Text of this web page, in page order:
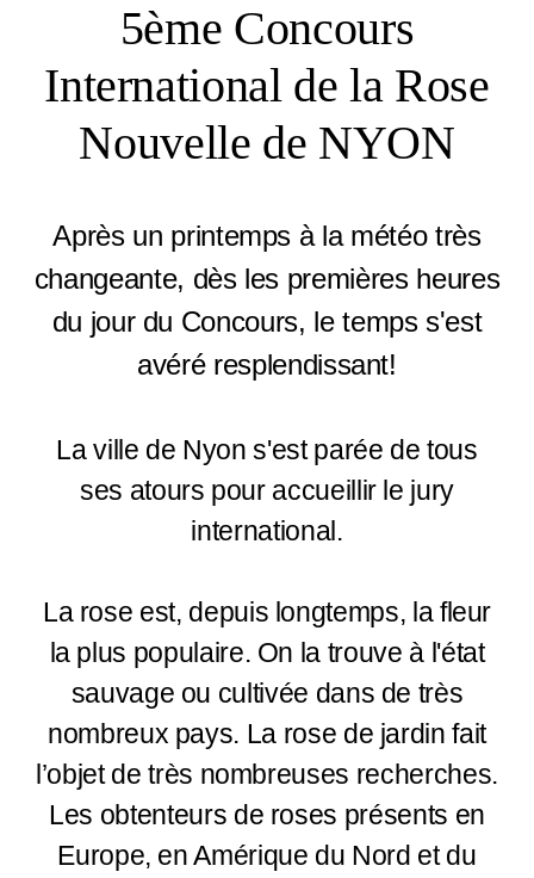
5ème Concours
International de la Rose
Nouvelle de NYON
Après un printemps à la météo très
changeante, dès les premières heures
du jour du Concours, le temps s'est
avéré resplendissant!
La ville de Nyon s'est parée de tous
ses atours pour accueillir le jury
international.
La rose est, depuis longtemps, la fleur
la plus populaire. On la trouve à l'état
sauvage ou cultivée dans de très
nombreux pays. La rose de jardin fait
l’objet de très nombreuses recherches.
Les obtenteurs de roses présents en
Europe, en Amérique du Nord et du